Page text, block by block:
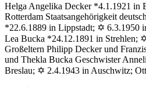
Helga Angelika Decker *4.1.1921 in
Rotterdam Staatsangehörigkeit
*22.6.1889 in Lippstadt; ✡ 6.3.1950
Lea Bucka *24.12.1891 in Strehlen;
Großeltern Philipp Decker und
und Thekla Bucka Geschwister
Breslau; ✡ 2.4.1943 in Auschwitz;